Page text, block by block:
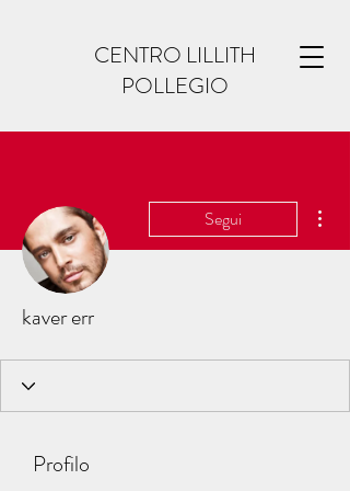
CENTRO LILLITH
POLLEGIO
Segui
kaver err
Profilo